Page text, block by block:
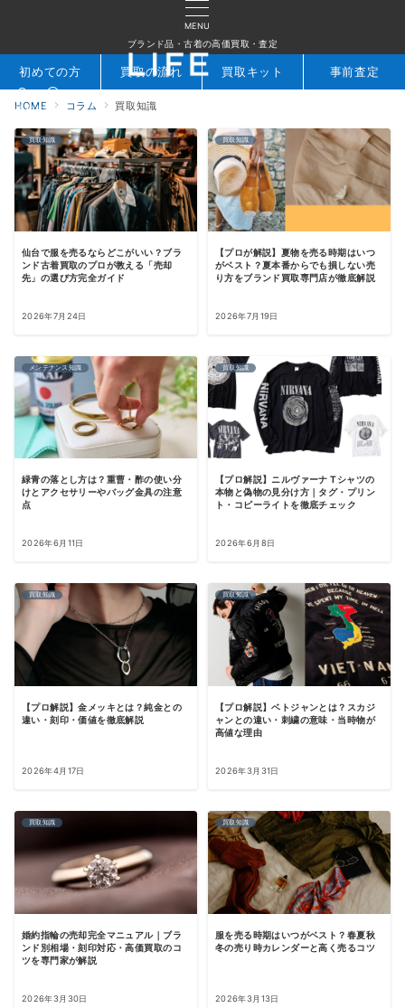
MENU
ブランド品・古着の高価買取・査定
検索 お問合せ
初めての方 買取の流れ 買取キット 事前査定
HOME コラム 買取知識
買取知識
仙台で服を売るならどこがいい？ブラ
ンド古着買取のプロが教える「売却
先」の選び方完全ガイド
2026年7月24日
買取知識
【プロが解説】夏物を売る時期はいつ
がベスト？夏本番からでも損しない売
り方をブランド買取専門店が徹底解説
2026年7月19日
メンテナンス知識
緑青の落とし方は？重曹・酢の使い分
けとアクセサリーやバッグ金具の注意
点
2026年6月11日
買取知識
【プロ解説】ニルヴァーナ Tシャツの
本物と偽物の見分け方｜タグ・プリン
ト・コピーライトを徹底チェック
2026年6月8日
買取知識
【プロ解説】金メッキとは？純金との
違い・刻印・価値を徹底解説
2026年4月17日
買取知識
【プロ解説】ベトジャンとは？スカジ
ャンとの違い・刺繍の意味・当時物が
高値な理由
2026年3月31日
買取知識
婚約指輪の売却完全マニュアル｜ブラ
ンド別相場・刻印対応・高価買取のコ
ツを専門家が解説
2026年3月30日
買取知識
服を売る時期はいつがベスト？春夏秋
冬の売り時カレンダーと高く売るコツ
2026年3月13日